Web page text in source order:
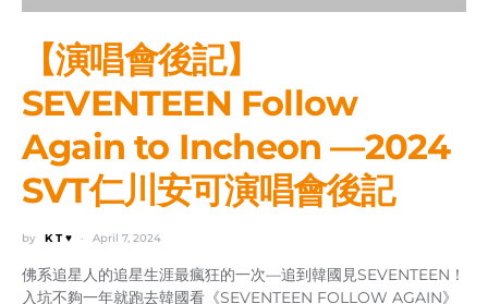
【演唱會後記】
SEVENTEEN Follow
Again to Incheon —2024
SVT仁川安可演唱會後記
by K T ♥ April 7, 2024
佛系追星人的追星生涯最瘋狂的一次—追到韓國見SEVENTEEN！
入坑不夠一年就跑去韓國看《SEVENTEEN FOLLOW AGAIN》